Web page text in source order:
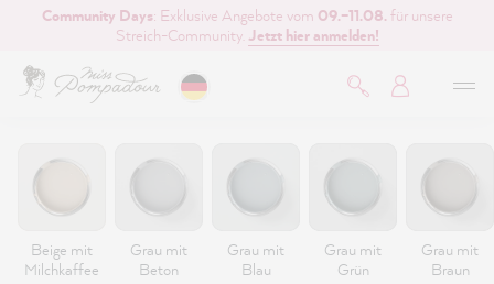
springen
Community Days: Exklusive Angebote vom 09.–11.08. für unsere
Streich-Community. Jetzt hier anmelden!
Beige mit
Milchkaffee
Grau mit
Beton
Grau mit
Blau
Grau mit
Grün
Grau mit
Braun